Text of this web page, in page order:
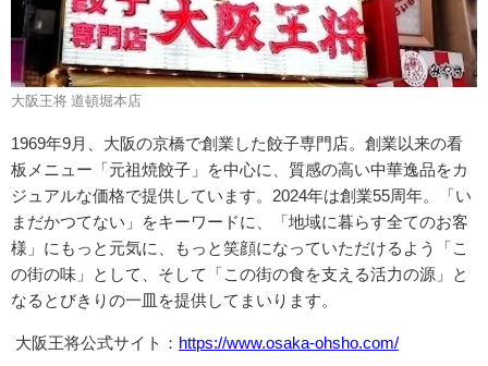
大阪王将 道頓堀本店
1969年9月、大阪の京橋で創業した餃子専門店。創業以来の看
板メニュー「元祖焼餃子」を中心に、質感の高い中華逸品をカ
ジュアルな価格で提供しています。2024年は創業55周年。「い
まだかつてない」をキーワードに、「地域に暮らす全てのお客
様」にもっと元気に、もっと笑顔になっていただけるよう「こ
の街の味」として、そして「この街の食を支える活力の源」と
なるとびきりの一皿を提供してまいります。
大阪王将公式サイト： https://www.osaka-ohsho.com/